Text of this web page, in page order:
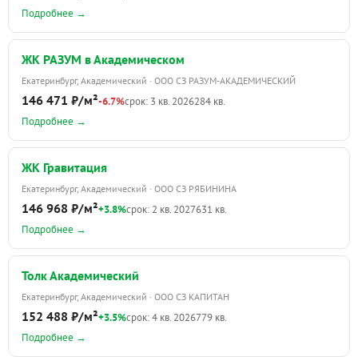
Подробнее →
ЖК РАЗУМ в Академическом
Екатеринбург, Академический · ООО СЗ РАЗУМ-АКАДЕМИЧЕСКИЙ
146 471 ₽/м²-6.7%срок: 3 кв. 2026284 кв.
Подробнее →
ЖК Гравитация
Екатеринбург, Академический · ООО СЗ РЯБИНИНА
146 968 ₽/м²+3.8%срок: 2 кв. 2027631 кв.
Подробнее →
Толк Академический
Екатеринбург, Академический · ООО СЗ КАПИТАН
152 488 ₽/м²+3.5%срок: 4 кв. 2026779 кв.
Подробнее →